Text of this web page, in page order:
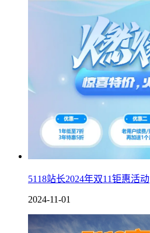
5118站长2024年双11钜惠活动
2024-11-01